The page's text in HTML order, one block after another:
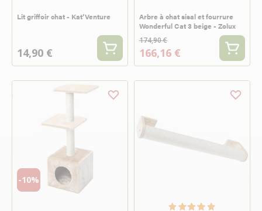
Lit griffoir chat - Kat’Venture
14,90 €
Arbre à chat sisal et fourrure
Wonderful Cat 3 beige - Zolux
174,90 €
166,16 €
-10%